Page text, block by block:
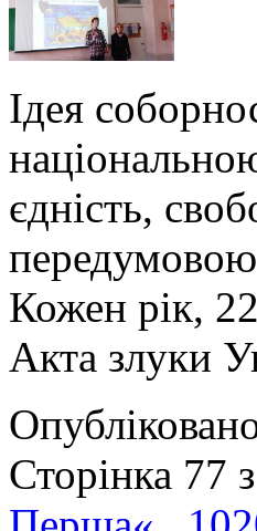
Ідея
єдність,
передумовою
Кожен рік,
Акта злуки
Сторінка 77